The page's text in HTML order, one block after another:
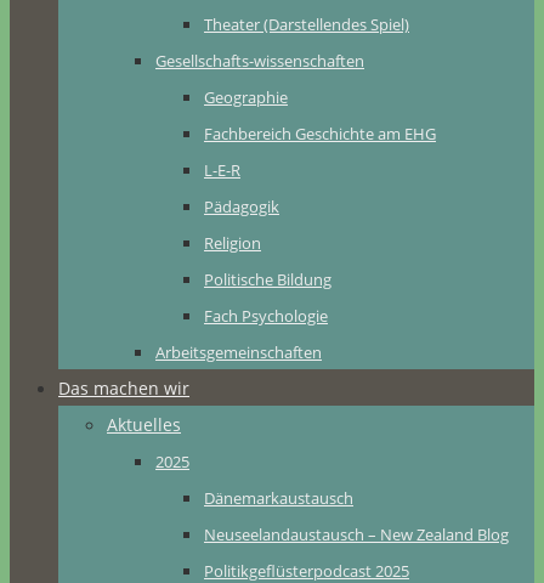
Theater (Darstellendes Spiel)
Gesellschafts-wissenschaften
Geographie
Fachbereich Geschichte am EHG
L-E-R
Pädagogik
Religion
Politische Bildung
Fach Psychologie
Arbeitsgemeinschaften
Das machen wir
Aktuelles
2025
Dänemarkaustausch
Neuseelandaustausch – New Zealand Blog
Politikgeflüsterpodcast 2025